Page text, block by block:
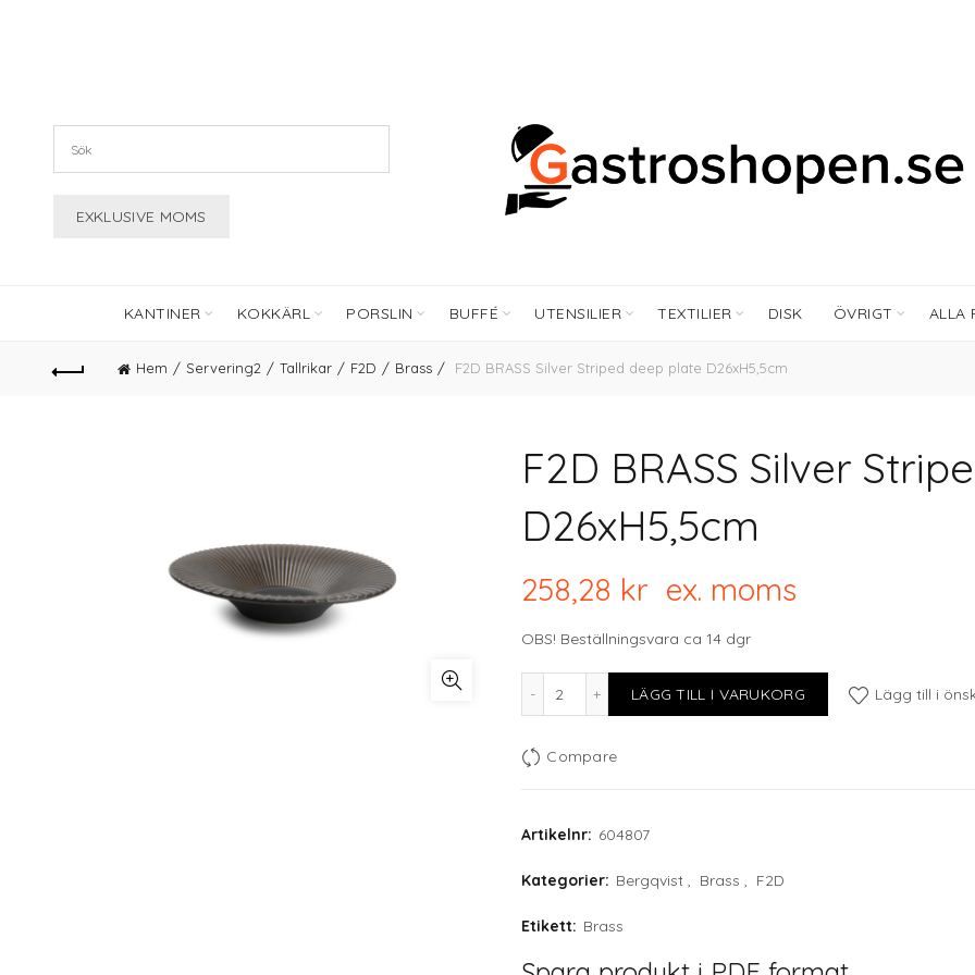
KANTINER KOKKÄRL PORSLIN BUFFÉ UTENSILIER TEXTILIER DISK ÖVRIGT ALLA
Hem Servering2 Tallrikar F2D Brass F2D BRASS Silver Striped deep plate D26xH5,5cm
F2D BRASS Silver
D26xH5,5cm
258,28 kr ex. moms
OBS! Beställningsvara ca 14 dgr
F2D BRASS Silver Striped deep plate D26xH5,5cm mängd
LÄGG TILL I VARUKORG Lägg till i
Compare
Artikelnr: 604807
Kategorier: Bergqvist , Brass , F2D
Etikett: Brass